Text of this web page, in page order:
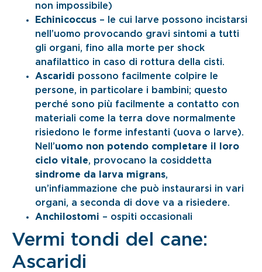
non impossibile)
Echinicoccus – le cui larve possono incistarsi
nell’uomo provocando gravi sintomi a tutti
gli organi, fino alla morte per shock
anafilattico in caso di rottura della cisti.
Ascaridi possono facilmente colpire le
persone, in particolare i bambini; questo
perché sono più facilmente a contatto con
materiali come la terra dove normalmente
risiedono le forme infestanti (uova o larve).
Nell’uomo non potendo completare il loro
ciclo vitale, provocano la cosiddetta
sindrome da larva migrans,
un’infiammazione che può instaurarsi in vari
organi, a seconda di dove va a risiedere.
Anchilostomi – ospiti occasionali
Vermi tondi del cane:
Ascaridi